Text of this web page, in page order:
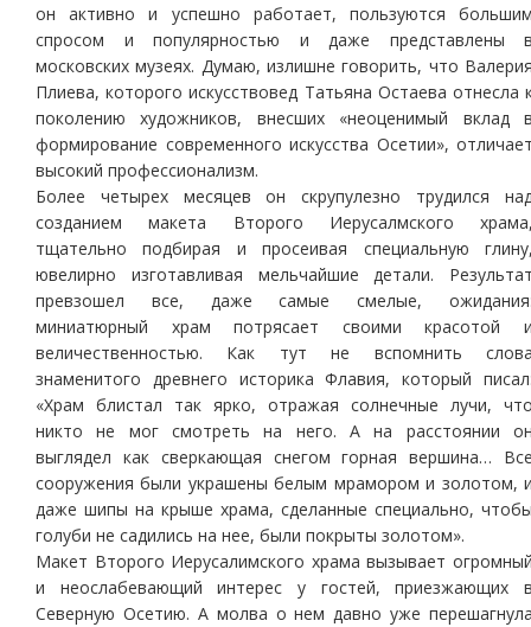
он активно и успешно работает, пользуются
спросом и популярностью и даже представлены
московских музеях. Думаю, излишне говорить, что
Плиева, которого искусствовед Татьяна Остаева отнесла
поколению художников, внесших «неоценимый вклад
формирование современного искусства Осетии»,
высокий профессионализм.
Более четырех месяцев он скрупулезно трудился
созданием макета Второго Иерусалмского
тщательно подбирая и просеивая специальную
ювелирно изготавливая мельчайшие детали.
превзошел все, даже самые смелые,
миниатюрный храм потрясает своими красотой
величественностью. Как тут не вспомнить
знаменитого древнего историка Флавия, который
«Храм блистал так ярко, отражая солнечные лучи,
никто не мог смотреть на него. А на расстоянии
выглядел как сверкающая снегом горная вершина…
сооружения были украшены белым мрамором и золотом,
даже шипы на крыше храма, сделанные специально,
голуби не садились на нее, были покрыты золотом».
Макет Второго Иерусалимского храма вызывает
и неослабевающий интерес у гостей, приезжающих
Северную Осетию. А молва о нем давно уже